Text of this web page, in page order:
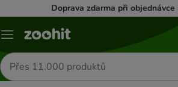
Doprava zdarma při objednávce
Menu
Hledat
produkty